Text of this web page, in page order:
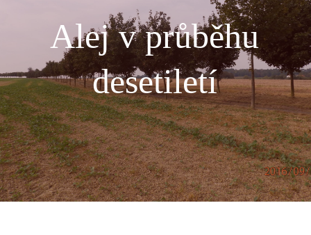
Alej v průběhu
desetiletí